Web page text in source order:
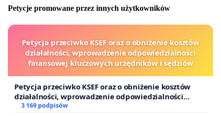
Petycje promowane przez innych użytkowników
Petycja przeciwko KSEF oraz o obniżenie kosztów
działalności, wprowadzenie odpowiedzialności
finansowej kluczowych urzędników i sędziów
Petycja przeciwko KSEF oraz o obniżenie kosztów
działalności, wprowadzenie odpowiedzialności
finansowej kluczowych urzędników i sędziów
3 169 podpisów